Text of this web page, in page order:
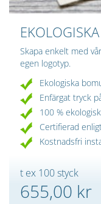
Skapa enkelt med
egen logotyp.
Ekologiska
Enfärgat tryck
100 %
Certifierad
Kostnadsfri
t ex 100 styck
655,00 kr